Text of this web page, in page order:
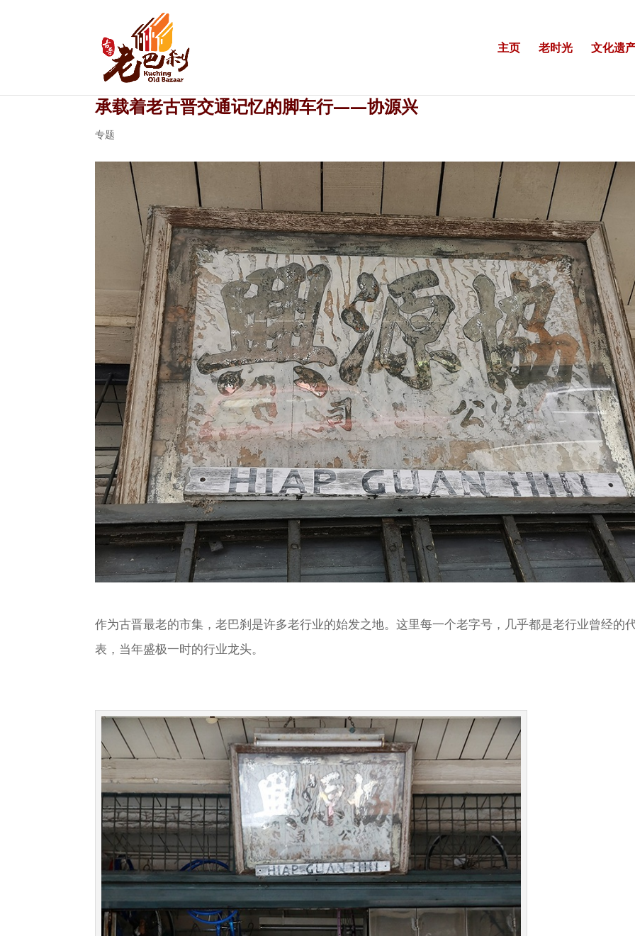
主页 老时光 文化遗
承载着老古晋交通记忆的脚车行——协源兴
专题
作为古晋最老的市集，老巴刹是许多老行业的始发之地。这里每一个老字号，几乎都是老行业曾经的
表，当年盛极一时的行业龙头。